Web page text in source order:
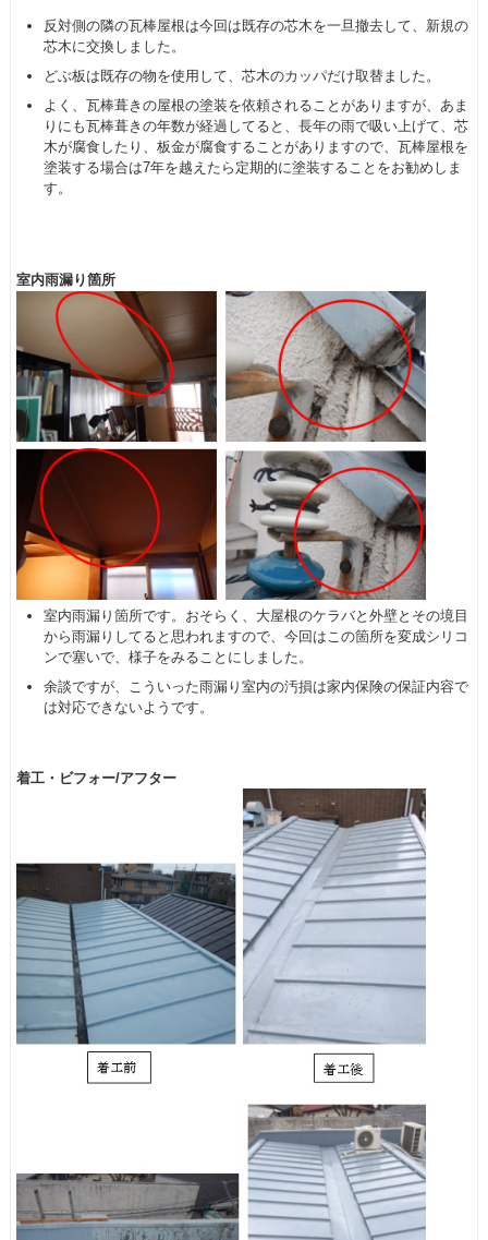
反対側の隣の瓦棒屋根は今回は既存の芯木を一旦撤去して、新規の
芯木に交換しました。
どぶ板は既存の物を使用して、芯木のカッパだけ取替ました。
よく、瓦棒葺きの屋根の塗装を依頼されることがありますが、あま
りにも瓦棒葺きの年数が経過してると、長年の雨で吸い上げて、芯
木が腐食したり、板金が腐食することがありますので、瓦棒屋根を
塗装する場合は7年を越えたら定期的に塗装することをお勧めしま
す。
室内雨漏り箇所
室内雨漏り箇所です。おそらく、大屋根のケラバと外壁とその境目
から雨漏りしてると思われますので、今回はこの箇所を変成シリコ
ンで塞いで、様子をみることにしました。
余談ですが、こういった雨漏り室内の汚損は家内保険の保証内容で
は対応できないようです。
着工・ビフォー/アフター